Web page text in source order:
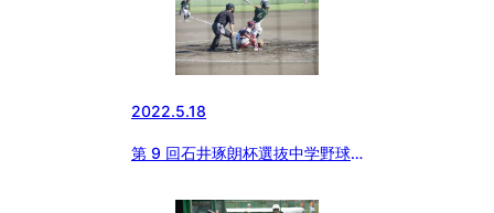
2022.5.18
第 9 回石井琢朗杯選抜中学野球